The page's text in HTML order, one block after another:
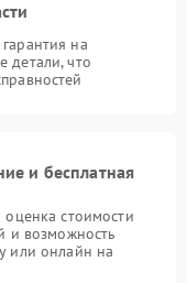
на
детали, что
и бесплатная
оценка стоимости
и возможность
или онлайн на